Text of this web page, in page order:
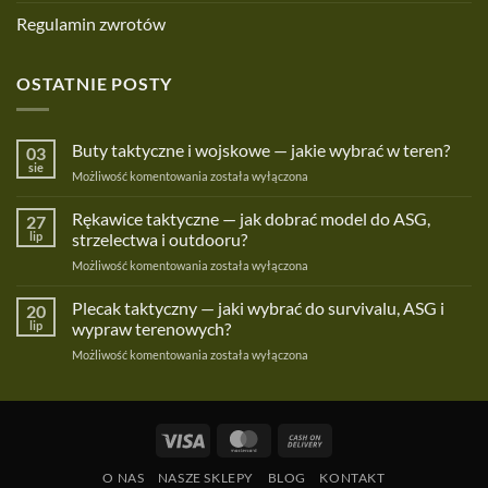
Regulamin zwrotów
OSTATNIE POSTY
03
sie
Buty taktyczne i wojskowe — jakie wybrać w teren?
Możliwość komentowania Buty
wojskowe
—
jakie
teren?
została wyłączona
27
lip
Rękawice taktyczne — jak dobrać model do ASG,
strzelectwa i outdooru?
Możliwość komentowania Rękawice
jak
dobrać
model
outdooru?
została wyłączona
20
lip
Plecak taktyczny — jaki wybrać do survivalu, ASG i
wypraw terenowych?
Możliwość komentowania Plecak
wybrać
ASG
została wyłączona
Visa MasterCard
O NAS NASZE SKLEPY BLOG KONTAKT